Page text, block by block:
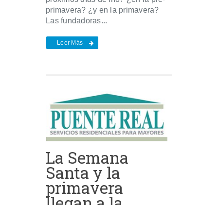
primavera? ¿y en la primavera?
Las fundadoras...
Leer Más
La Semana
Santa y la
primavera